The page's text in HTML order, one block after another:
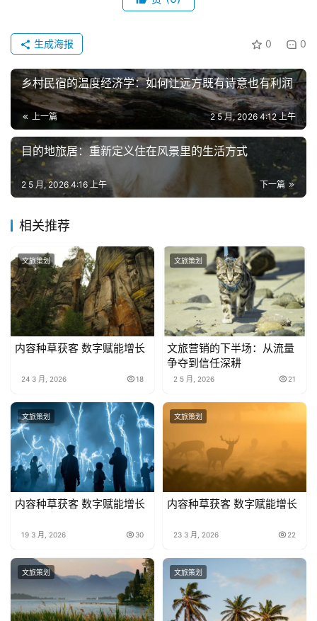
0 0
生成海报
乡村民宿的温度经济学：如何让远方既有诗意也有利润
上一篇 2 5 月, 2026 4:12 上午
目的地旅居：重新定义住在风景里的生活方式
下一篇
2 5 月, 2026 4:16 上午
相关推荐
文旅策划
内容种草获客 数字赋能增长
24 3 月, 2026 18
文旅策划
文旅营销的下半场：从流量
争夺到信任深耕
2 5 月, 2026 21
文旅策划
内容种草获客 数字赋能增长
19 3 月, 2026 30
文旅策划
内容种草获客 数字赋能增长
23 3 月, 2026 22
文旅策划 文旅策划